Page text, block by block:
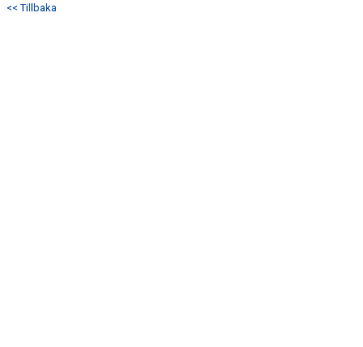
<< Tillbaka